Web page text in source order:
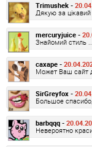
Trimushek -
Дякую за цікавий
mercuryjuice -
Знайомий стиль
caxape -
Может Ваш сайт
SirGreyfox -
Большое
barbqqq -
Невероятно